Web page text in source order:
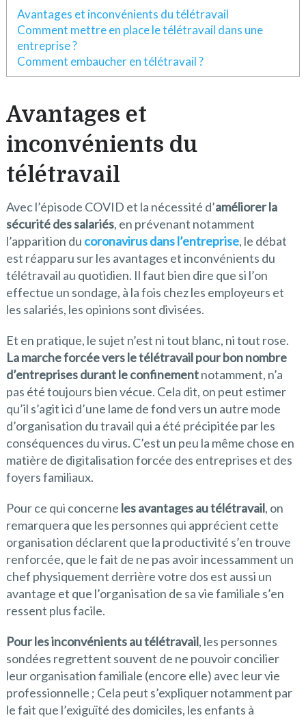
Avantages et inconvénients du télétravail
Comment mettre en place le télétravail dans une
entreprise ?
Comment embaucher en télétravail ?
Avantages et
inconvénients du
télétravail
Avec l’épisode COVID et la nécessité d’améliorer la
sécurité des salariés, en prévenant notamment
l’apparition du coronavirus dans l’entreprise, le débat
est réapparu sur les avantages et inconvénients du
télétravail au quotidien. Il faut bien dire que si l’on
effectue un sondage, à la fois chez les employeurs et
les salariés, les opinions sont divisées.
Et en pratique, le sujet n’est ni tout blanc, ni tout rose.
La marche forcée vers le télétravail pour bon nombre
d’entreprises durant le confinementnotamment, n’a
pas été toujours bien vécue. Cela dit, on peut estimer
qu’il s’agit ici d’une lame de fond vers un autre mode
d’organisation du travail qui a été précipitée par les
conséquences du virus. C’est un peu la même chose en
matière de digitalisation forcée des entreprises et des
foyers familiaux.
Pour ce qui concerne les avantages au télétravail, on
remarquera que les personnes qui apprécient cette
organisation déclarent que la productivité s’en trouve
renforcée, que le fait de ne pas avoir incessamment un
chef physiquement derrière votre dos est aussi un
avantage et que l’organisation de sa vie familiale s’en
ressent plus facile.
Pour les inconvénients au télétravail, les personnes
sondées regrettent souvent de ne pouvoir concilier
leur organisation familiale (encore elle) avec leur vie
professionnelle ; Cela peut s’expliquer notamment par
le fait que l’exiguïté des domiciles, les enfants à